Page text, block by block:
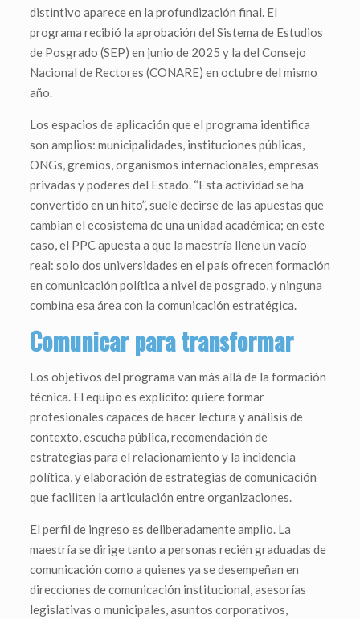
distintivo aparece en la profundización final. El
programa recibió la aprobación del Sistema de Estudios
de Posgrado (SEP) en junio de 2025 y la del Consejo
Nacional de Rectores (CONARE) en octubre del mismo
año.
Los espacios de aplicación que el programa identifica
son amplios: municipalidades, instituciones públicas,
ONGs, gremios, organismos internacionales, empresas
privadas y poderes del Estado. “Esta actividad se ha
convertido en un hito”, suele decirse de las apuestas que
cambian el ecosistema de una unidad académica; en este
caso, el PPC apuesta a que la maestría llene un vacío
real: solo dos universidades en el país ofrecen formación
en comunicación política a nivel de posgrado, y ninguna
combina esa área con la comunicación estratégica.
Comunicar para transformar
Los objetivos del programa van más allá de la formación
técnica. El equipo es explícito: quiere formar
profesionales capaces de hacer lectura y análisis de
contexto, escucha pública, recomendación de
estrategias para el relacionamiento y la incidencia
política, y elaboración de estrategias de comunicación
que faciliten la articulación entre organizaciones.
El perfil de ingreso es deliberadamente amplio. La
maestría se dirige tanto a personas recién graduadas de
comunicación como a quienes ya se desempeñan en
direcciones de comunicación institucional, asesorías
legislativas o municipales, asuntos corporativos,